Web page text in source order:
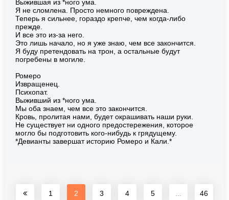
Выжившая из *ного ума.
Я не сломлена. Просто немного повреждена.
Теперь я сильнее, гораздо крепче, чем когда-либо
прежде.
И все это из-за него.
Это лишь начало, но я уже знаю, чем все закончится.
Я буду претендовать на трон, а остальные будут
погребены в могиле.
Ромеро
Извращенец.
Психопат.
Выживший из *ного ума.
Мы оба знаем, чем все это закончится.
Кровь, пролитая нами, будет окрашивать наши руки.
Не существует ни одного предостережения, которое
могло бы подготовить кого-нибудь к грядущему.
*Девианты завершат историю Ромеро и Кали.*
1 2 3 4 5 46